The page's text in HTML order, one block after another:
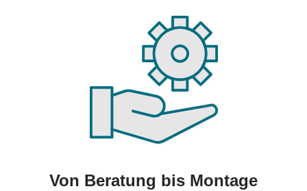
Von Beratung bis Montage